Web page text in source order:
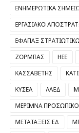
ΕΝΗΜΕΡΩΤΙΚΑ
ΕΡΓΑΣΙΑΚΟ
ΕΦΑΠΑΞ
ΖΟΡΜΠΑΣ
ΗΕΕ
ΚΑΣΣΑΒΕΤΗΣ
ΚΥΣΕΑ
ΛΑΕΔ
ΜΕΡΙΜΝΑ
ΜΕΤΑΤΑΞΕΙΣ ΕΔ